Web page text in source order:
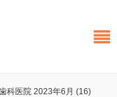
科医院 2023年6月 (16)